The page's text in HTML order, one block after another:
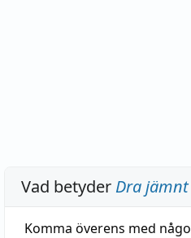
Vad betyder Dra
Komma överens med